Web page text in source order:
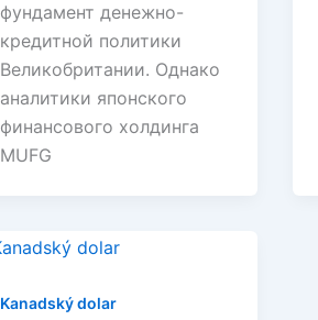
фундамент денежно-
кредитной политики
Великобритании. Однако
аналитики японского
финансового холдинга
MUFG
Kanadský dolar